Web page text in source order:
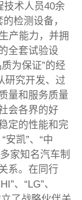
技术人员40余
检测设备，
产能力，并拥
全套试验设
为保证”的经
研究开发、过
量和服务质量
会各界的好
定的性能和完
安凯”、“中
家知名汽车制
系。在同行
、“LG”、